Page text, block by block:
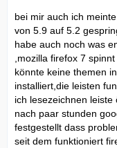
bei mir auch ich
von 5.9 auf 5.2
habe auch noch was
,mozilla firefox 7
könnte keine themen
installiert,die leisten
ich lesezeichnen
nach paar stunden
festgestellt dass
seit dem funktioniert